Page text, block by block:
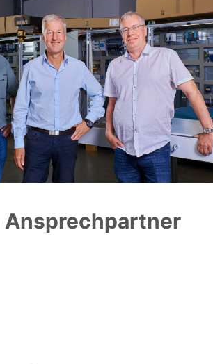
Ansprechpartner